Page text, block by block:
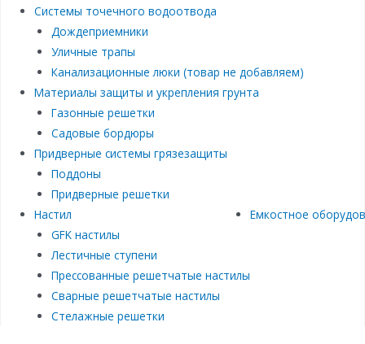
Системы точечного водоотвода
Дождеприемники
Уличные трапы
Канализационные люки (товар не добавляем)
Материалы защиты и укрепления грунта
Газонные решетки
Садовые бордюры
Придверные системы грязезащиты
Поддоны
Придверные решетки
Настил
GFK настилы
Лестичные ступени
Прессованные решетчатые настилы
Сварные решетчатые настилы
Стелажные решетки
Емкостное